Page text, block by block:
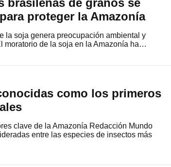
brasileñas de granos se
proteger la Amazonía
la soja genera preocupación ambiental y
moratorio de la soja en la Amazonía ha…
como los primeros
clave de la Amazonía Redacción Mundo
entre las especies de insectos más